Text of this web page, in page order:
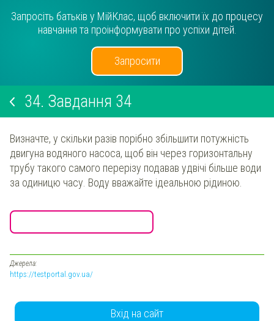
Запросіть батьків у МійКлас, щоб включити їх до процесу
навчання та проінформувати про успіхи дітей.
Запросити
34. Завдання 34
Визначте, у скільки разів порібно збільшити потужність
двигуна водяного насоса, щоб він через горизонтальну
трубу такого самого перерізу подавав удвічі більше води
за одиницю часу. Воду вважайте ідеальною рідиною.
Джерела:
https://testportal.gov.ua/
Вхід на сайт